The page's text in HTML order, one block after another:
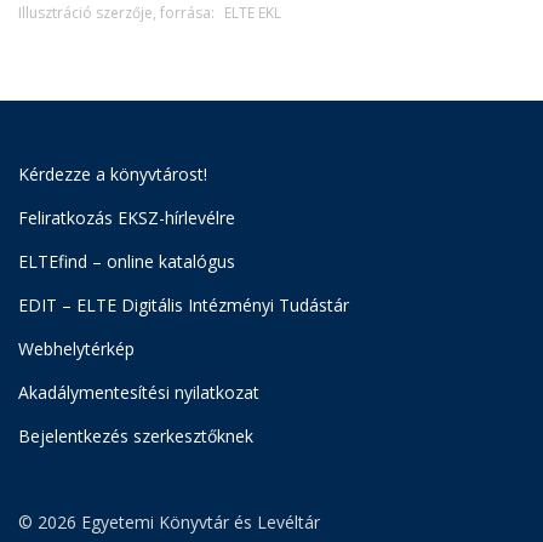
Illusztráció szerzője, forrása: ELTE EKL
Kérdezze a könyvtárost!
Feliratkozás EKSZ-hírlevélre
ELTEfind – online katalógus
EDIT – ELTE Digitális Intézményi Tudástár
Webhelytérkép
Akadálymentesítési nyilatkozat
Bejelentkezés szerkesztőknek
© 2026 Egyetemi Könyvtár és Levéltár